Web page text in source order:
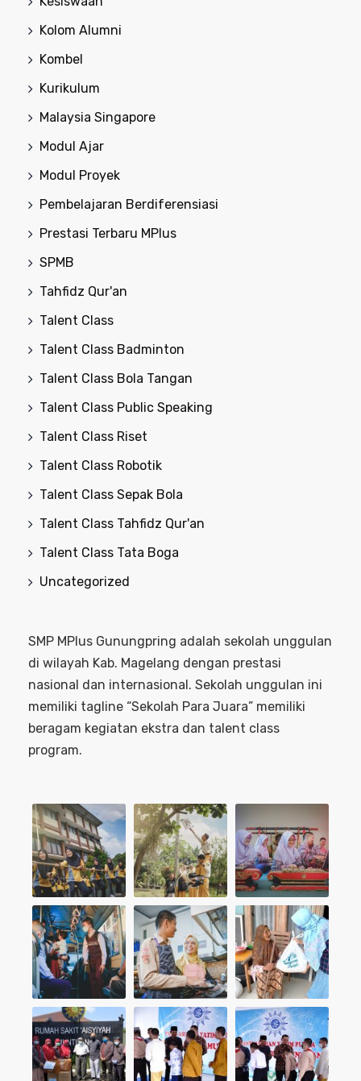
Kolom Alumni
Kombel
Kurikulum
Malaysia Singapore
Modul Ajar
Modul Proyek
Pembelajaran Berdiferensiasi
Prestasi Terbaru MPlus
SPMB
Tahfidz Qur'an
Talent Class
Talent Class Badminton
Talent Class Bola Tangan
Talent Class Public Speaking
Talent Class Riset
Talent Class Robotik
Talent Class Sepak Bola
Talent Class Tahfidz Qur'an
Talent Class Tata Boga
Uncategorized
SMP MPlus Gunungpring adalah sekolah unggulan
di wilayah Kab. Magelang dengan prestasi
nasional dan internasional. Sekolah unggulan ini
memiliki tagline “Sekolah Para Juara” memiliki
beragam kegiatan ekstra dan talent class
program.